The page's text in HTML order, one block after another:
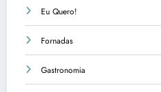
Eu Quero!
Fornadas
Gastronomia